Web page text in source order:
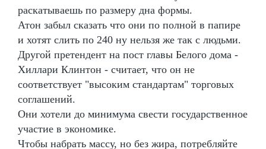
раскатываешь по размеру дна формы.
Атон забыл сказать что они по полной в папире
и хотят слить по 240 ну нельзя же так с людьми.
Другой претендент на пост главы Белого дома -
Хиллари Клинтон - считает, что он не
соответствует "высоким стандартам" торговых
соглашений.
Они хотели до минимума свести государственное
участие в экономике.
Чтобы набрать массу, но без жира, потребляйте